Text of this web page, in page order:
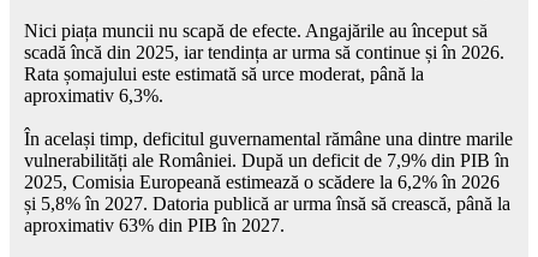
Nici piața muncii nu scapă de efecte. Angajările au început să
scadă încă din 2025, iar tendința ar urma să continue și în 2026.
Rata șomajului este estimată să urce moderat, până la
aproximativ 6,3%.
În același timp, deficitul guvernamental rămâne una dintre marile
vulnerabilități ale României. După un deficit de 7,9% din PIB în
2025, Comisia Europeană estimează o scădere la 6,2% în 2026
și 5,8% în 2027. Datoria publică ar urma însă să crească, până la
aproximativ 63% din PIB în 2027.